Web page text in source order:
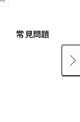
常見問題